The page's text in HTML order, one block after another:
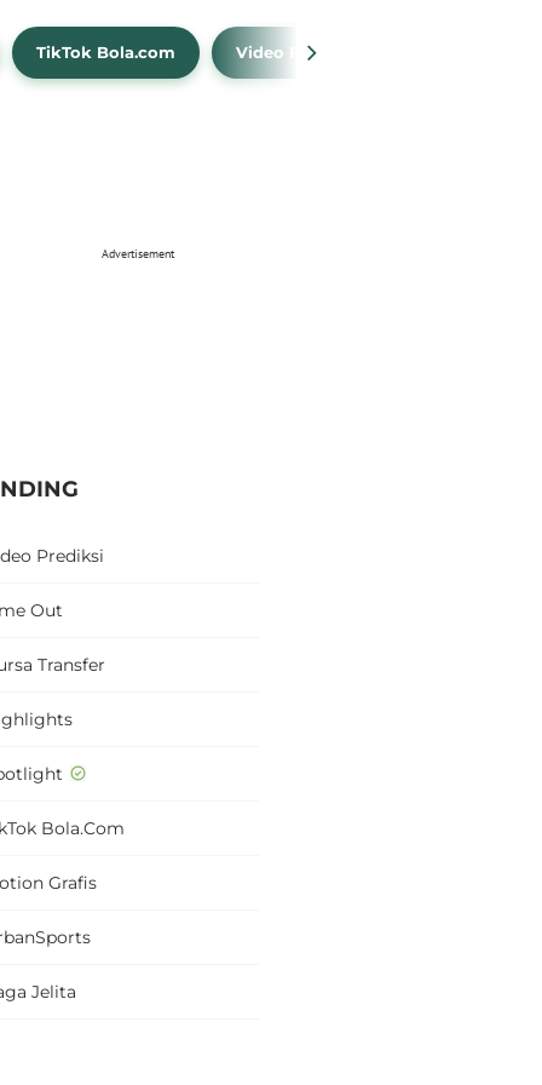
TikTok Bola.com Video Prediksi
Advertisement
Prediksi
Out
Transfer
Bola.com
Grafis
Jelita